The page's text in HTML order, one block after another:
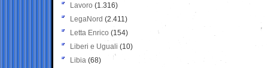
Lavoro (1.316)
LegaNord (2.411)
Letta Enrico (154)
Liberi e Uguali (10)
Libia (68)